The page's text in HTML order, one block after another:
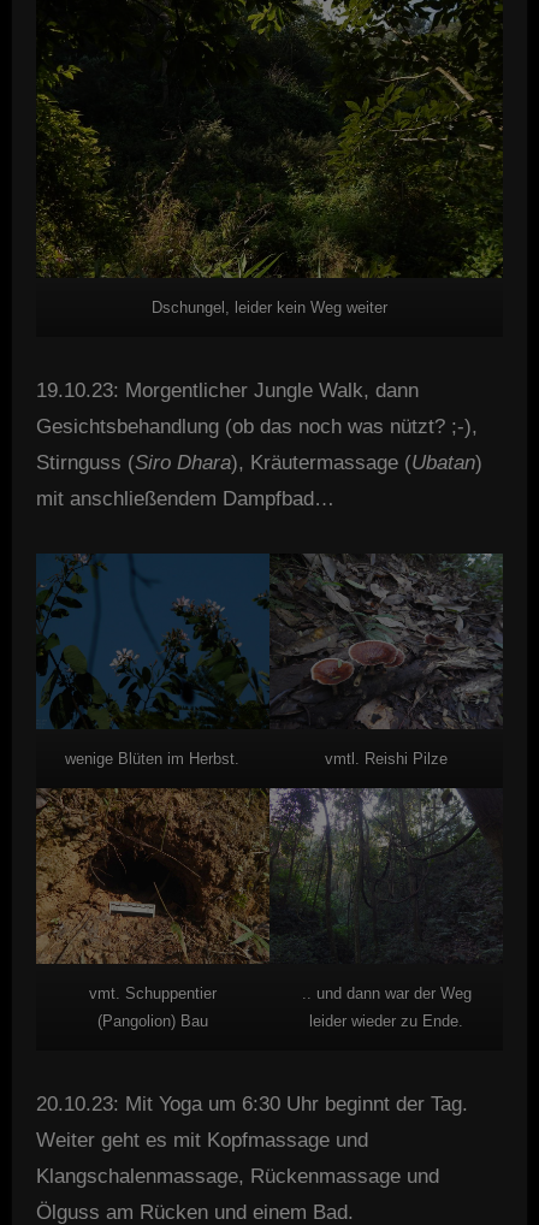
Dschungel, leider kein Weg weiter
19.10.23: Morgentlicher Jungle Walk, dann
Gesichtsbehandlung (ob das noch was nützt? ;-),
Stirnguss (Siro Dhara), Kräutermassage (Ubatan)
mit anschließendem Dampfbad…
wenige Blüten im Herbst. vmtl. Reishi Pilze
vmt. Schuppentier
(Pangolion) Bau
.. und dann war der Weg
leider wieder zu Ende.
20.10.23: Mit Yoga um 6:30 Uhr beginnt der Tag.
Weiter geht es mit Kopfmassage und
Klangschalenmassage, Rückenmassage und
Ölguss am Rücken und einem Bad.